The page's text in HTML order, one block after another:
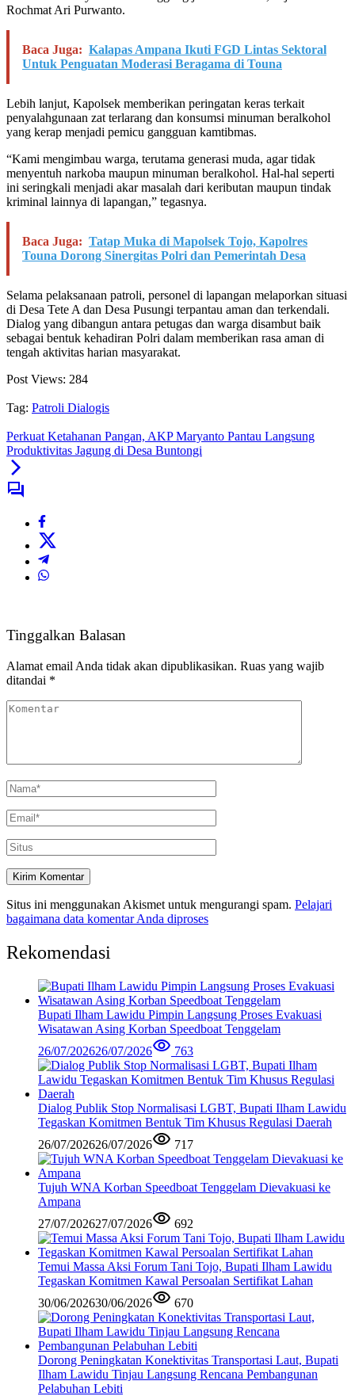
Rochmat Ari Purwanto.
Baca Juga: Kalapas Ampana Ikuti FGD Lintas Sektoral
Untuk Penguatan Moderasi Beragama di Touna
Lebih lanjut, Kapolsek memberikan peringatan keras terkait
penyalahgunaan zat terlarang dan konsumsi minuman beralkohol
yang kerap menjadi pemicu gangguan kamtibmas.
“Kami mengimbau warga, terutama generasi muda, agar tidak
menyentuh narkoba maupun minuman beralkohol. Hal-hal seperti
ini seringkali menjadi akar masalah dari keributan maupun tindak
kriminal lainnya di lapangan,” tegasnya.
Baca Juga: Tatap Muka di Mapolsek Tojo, Kapolres
Touna Dorong Sinergitas Polri dan Pemerintah Desa
Selama pelaksanaan patroli, personel di lapangan melaporkan situasi
di Desa Tete A dan Desa Pusungi terpantau aman dan terkendali.
Dialog yang dibangun antara petugas dan warga disambut baik
sebagai bentuk kehadiran Polri dalam memberikan rasa aman di
tengah aktivitas harian masyarakat.
Post Views: 284
Tag: Patroli Dialogis
Perkuat Ketahanan Pangan, AKP Maryanto Pantau Langsung
Produktivitas Jagung di Desa Buntongi
Tinggalkan Balasan
Alamat email Anda tidak akan dipublikasikan. Ruas yang wajib
ditandai *
Situs ini menggunakan Akismet untuk mengurangi spam. Pelajari
bagaimana data komentar Anda diproses
Rekomendasi
Bupati Ilham Lawidu Pimpin Langsung Proses Evakuasi
Wisatawan Asing Korban Speedboat Tenggelam
26/07/202626/07/2026 763
Dialog Publik Stop Normalisasi LGBT, Bupati Ilham Lawidu
Tegaskan Komitmen Bentuk Tim Khusus Regulasi Daerah
26/07/202626/07/2026 717
Tujuh WNA Korban Speedboat Tenggelam Dievakuasi ke
Ampana
27/07/202627/07/2026 692
Temui Massa Aksi Forum Tani Tojo, Bupati Ilham Lawidu
Tegaskan Komitmen Kawal Persoalan Sertifikat Lahan
30/06/202630/06/2026 670
Dorong Peningkatan Konektivitas Transportasi Laut, Bupati
Ilham Lawidu Tinjau Langsung Rencana Pembangunan
Pelabuhan Lebiti